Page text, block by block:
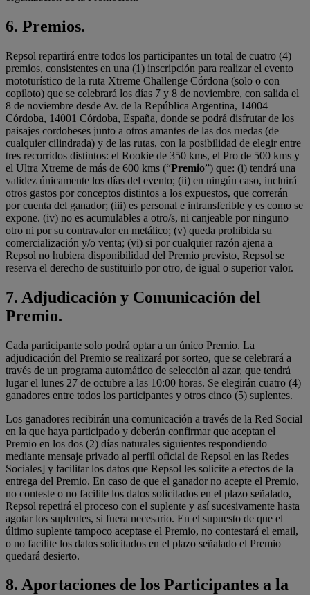
6. Premios.
Repsol repartirá entre todos los participantes un total de cuatro (4)
premios, consistentes en una (1) inscripción para realizar el evento
mototurístico de la ruta Xtreme Challenge Córdona (solo o con
copiloto) que se celebrará los días 7 y 8 de noviembre, con salida el
8 de noviembre desde Av. de la República Argentina, 14004
Córdoba, 14001 Córdoba, España, donde se podrá disfrutar de los
paisajes cordobeses junto a otros amantes de las dos ruedas (de
cualquier cilindrada) y de las rutas, con la posibilidad de elegir entre
tres recorridos distintos: el Rookie de 350 kms, el Pro de 500 kms y
el Ultra Xtreme de más de 600 kms (“Premio”) que: (i) tendrá una
validez únicamente los días del evento; (ii) en ningún caso, incluirá
otros gastos por conceptos distintos a los expuestos, que correrán
por cuenta del ganador; (iii) es personal e intransferible y es como se
expone. (iv) no es acumulables a otro/s, ni canjeable por ninguno
otro ni por su contravalor en metálico; (v) queda prohibida su
comercialización y/o venta; (vi) si por cualquier razón ajena a
Repsol no hubiera disponibilidad del Premio previsto, Repsol se
reserva el derecho de sustituirlo por otro, de igual o superior valor.
7. Adjudicación y Comunicación del
Premio.
Cada participante solo podrá optar a un único Premio. La
adjudicación del Premio se realizará por sorteo, que se celebrará a
través de un programa automático de selección al azar, que tendrá
lugar el lunes 27 de octubre a las 10:00 horas. Se elegirán cuatro (4)
ganadores entre todos los participantes y otros cinco (5) suplentes.
Los ganadores recibirán una comunicación a través de la Red Social
en la que haya participado y deberán confirmar que aceptan el
Premio en los dos (2) días naturales siguientes respondiendo
mediante mensaje privado al perfil oficial de Repsol en las Redes
Sociales] y facilitar los datos que Repsol les solicite a efectos de la
entrega del Premio. En caso de que el ganador no acepte el Premio,
no conteste o no facilite los datos solicitados en el plazo señalado,
Repsol repetirá el proceso con el suplente y así sucesivamente hasta
agotar los suplentes, si fuera necesario. En el supuesto de que el
último suplente tampoco aceptase el Premio, no contestará el email,
o no facilite los datos solicitados en el plazo señalado el Premio
quedará desierto.
8. Aportaciones de los Participantes a la